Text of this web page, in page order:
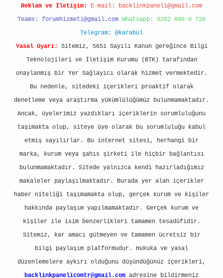
Reklam ve İletişim: E-mail: backlinkpaneli@gmail.com
Teams: forumhizmeti@gmail.com Whatsapp: 0262 606 0 726
Telegram: @karabul
Yasal Uyarı:
Sitemiz, 5651 Sayılı Kanun gereğince Bilgi
Teknolojileri ve İletişim Kurumu (BTK) tarafından
onaylanmış bir Yer Sağlayıcı olarak hizmet vermektedir.
Bu nedenle, sitedeki içerikleri proaktif olarak
denetleme veya araştırma yükümlülüğümüz bulunmamaktadır.
Ancak, üyelerimiz yazdıkları içeriklerin sorumluluğunu
taşımakta olup, siteye üye olarak bu sorumluluğu kabul
etmiş sayılırlar. Bu internet sitesi, herhangi bir
marka, kurum veya şahıs şirketi ile hiçbir bağlantısı
bulunmamaktadır. Sitede yalnızca kendi hazırladığımız
makaleler paylaşılmaktadır. Burada yer alan içerikler
haber niteliği taşımamakta olup, gerçek kurum ve kişiler
hakkında paylaşım yapılmamaktadır. Gerçek kurum ve
kişiler ile isim benzerlikleri tamamen tesadüfidir.
Sitemiz, kar amacı gütmeyen ve tamamen ücretsiz bir
bilgi paylaşım platformudur. Hukuka ve yasal
düzenlemelere aykırı olduğunu düşündüğünüz içerikleri,
backlinkpanelicomtr@gmail.com adresine bildirmeniz